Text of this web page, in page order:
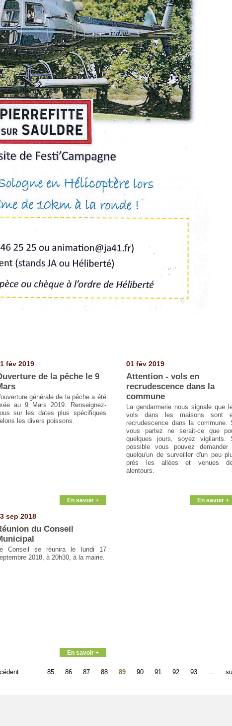
fév 2019
de la pêche le 9
générale de la pêche a été
au 9 Mars 2019. Renseignez-
sur les dates plus spécifiques
les divers poissons.
En savoir +
01 fév 2019
Attention - vols en
recrudescence dans la
commune
La gendarmerie nous signale que
vols dans les maisons sont
recrudescence dans la commune.
vous partez ne serait-ce que
quelques jours, soyez vigilants.
possible vous pouvez demander
quelqu'un de surveiller d'un peu
près les allées et venues
alentours.
En savoir +
sep 2018
du Conseil
Conseil se réunira le lundi 17
2018, à 20h30, à la mairie.
En savoir +
85 86 87 88 89 90 91 92 93